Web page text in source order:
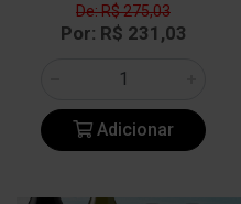
De: R$ 275,03
Por: R$ 231,03
Adicionar